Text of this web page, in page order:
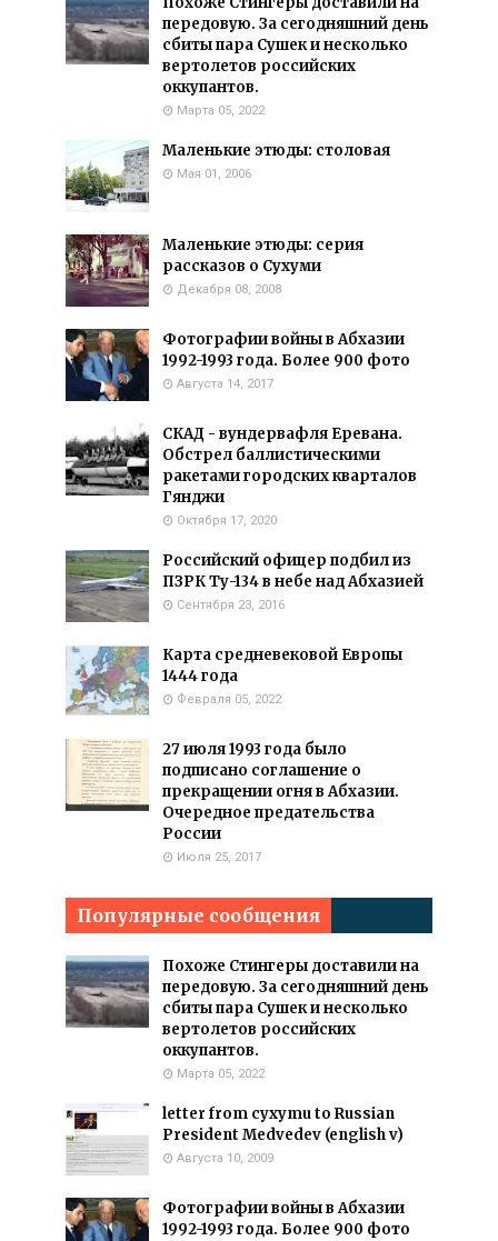
передовую. За сегодняшний день
сбиты пара Сушек и несколько
вертолетов российских
оккупантов.
Марта 05, 2022
Маленькие этюды: столовая
Мая 01, 2006
Маленькие этюды: серия
рассказов о Сухуми
Декабря 08, 2008
Фотографии войны в Абхазии
1992-1993 года. Более 900 фото
Августа 14, 2017
СКАД - вундервафля Еревана.
Обстрел баллистическими
ракетами городских кварталов
Гянджи
Октября 17, 2020
Российский офицер подбил из
ПЗРК Ту-134 в небе над Абхазией
Сентября 23, 2016
Карта средневековой Европы
1444 года
Февраля 05, 2022
27 июля 1993 года было
подписано соглашение о
прекращении огня в Абхазии.
Очередное предательства
России
Июля 25, 2017
Популярные сообщения
Похоже Стингеры доставили на
передовую. За сегодняшний день
сбиты пара Сушек и несколько
вертолетов российских
оккупантов.
Марта 05, 2022
letter from cyxymu to Russian
President Medvedev (english v)
Августа 10, 2009
Фотографии войны в Абхазии
1992-1993 года. Более 900 фото